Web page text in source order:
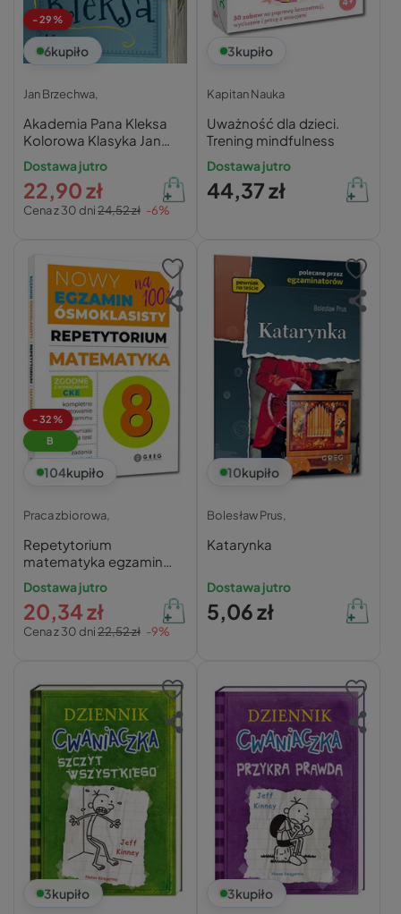
-29%
6kupiło
Jan Brzechwa,
Akademia Pana Kleksa
Kolorowa Klasyka Jan
Brzechwa TW Greg
Dostawa jutro
Cena z 30 dni24,52 zł -6%
22,90 zł
3kupiło
Kapitan Nauka
Uważność dla dzieci.
Trening mindfulness
Dostawa jutro
44,37 zł
-32%
B
104kupiło
Praca zbiorowa,
Repetytorium
matematyka egzamin
ósmoklasisty 2026 GREG
Dostawa jutro
Cena z 30 dni22,52 zł -9%
20,34 zł
10kupiło
Bolesław Prus,
Katarynka
Dostawa jutro
5,06 zł
3kupiło 3kupiło